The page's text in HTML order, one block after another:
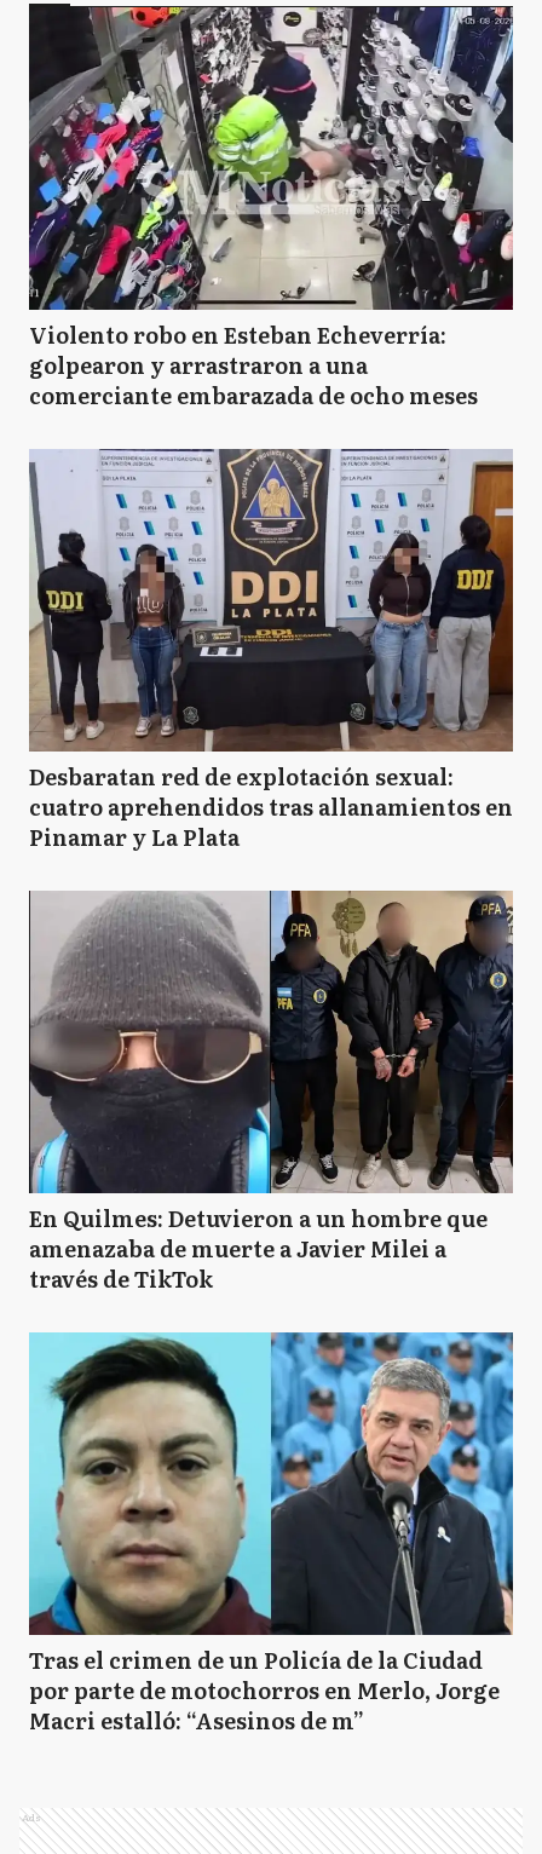
Violento robo en Esteban Echeverría:
golpearon y arrastraron a una
comerciante embarazada de ocho meses
Desbaratan red de explotación sexual:
cuatro aprehendidos tras allanamientos en
Pinamar y La Plata
En Quilmes: Detuvieron a un hombre que
amenazaba de muerte a Javier Milei a
través de TikTok
Tras el crimen de un Policía de la Ciudad
por parte de motochorros en Merlo, Jorge
Macri estalló: “Asesinos de m”
Ads